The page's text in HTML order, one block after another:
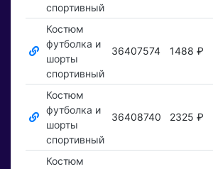
спортивный
Костюм
футболка и
шорты
спортивный
36407574 1488 ₽
Костюм
футболка и
шорты
спортивный
36408740 2325 ₽
Костюм